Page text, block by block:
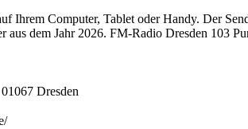
Ihrem Computer, Tablet oder Handy. Der
aus dem Jahr 2026. FM-Radio Dresden 103
Dresden